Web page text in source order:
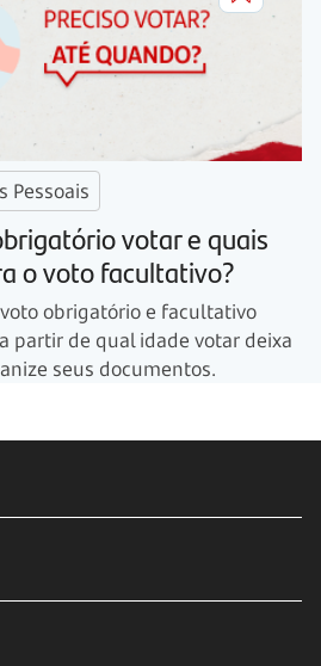
Pessoais
votar e quais
o voto facultativo?
obrigatório e facultativo
partir de qual idade votar deixa
seus documentos.